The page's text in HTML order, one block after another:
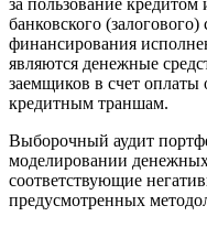
за пользование
банковского
финансирования
являются денежные
заемщиков в счет оплаты
кредитным траншам.
Выборочный аудит
моделировании
соответствующие
предусмотренных